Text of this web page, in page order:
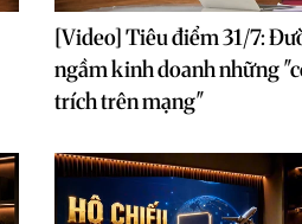
[Video] Tiêu điểm 31/7:
ngầm kinh doanh những
trích trên mạng"